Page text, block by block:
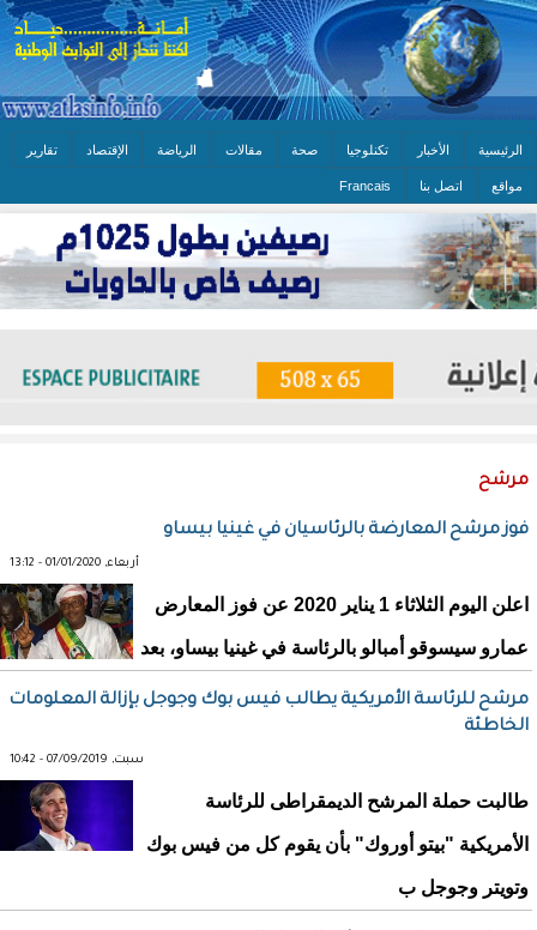
الرئيسية الأخبار تكنلوجيا صحة مقالات الرياضة الإقتصاد تقارير
مواقع اتصل بنا Francais
مرشح
فوز مرشح المعارضة بالرئاسيان في غينيا بيساو
أربعاء, 01/01/2020 - 13:12
اعلن اليوم الثلاثاء 1 يناير 2020 عن فوز المعارض
عمارو سيسوقو أمبالو بالرئاسة في غينيا بيساو، بعد
مرشح للرئاسة الأمريكية يطالب فيس بوك وجوجل بإزالة المعلومات
الخاطئة
سبت, 07/09/2019 - 10:42
طالبت حملة المرشح الديمقراطى للرئاسة
الأمريكية "بيتو أوروك" بأن يقوم كل من فيس بوك
وتويتر وجوجل ب